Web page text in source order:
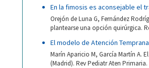
En la fimosis es aconsejable el
Orejón de Luna G, Fernández
plantearse una opción quirúrgica.
El modelo de Atención
Marín Aparicio M, García Martín A.
(Madrid). Rev Pediatr Aten Primaria.